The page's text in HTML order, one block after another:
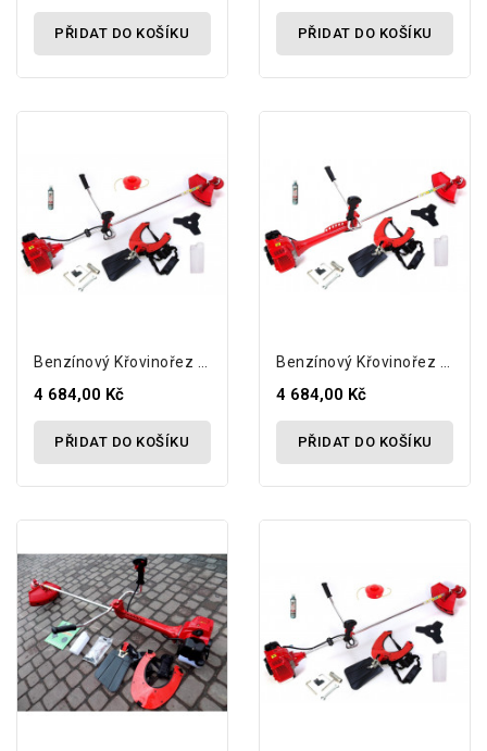
PŘIDAT DO KOŠÍKU PŘIDAT DO KOŠÍKU
4 684,00 Kč
PŘIDAT DO KOŠÍKU
4 684,00 Kč
PŘIDAT DO KOŠÍKU